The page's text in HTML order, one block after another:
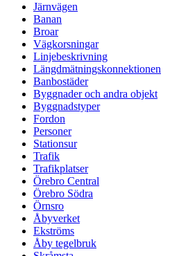
Järnvägen
Banan
Broar
Vägkorsningar
Linjebeskrivning
Längdmätningskonnektionen
Banbostäder
Byggnader och andra objekt
Byggnadstyper
Fordon
Personer
Stationsur
Trafik
Trafikplatser
Örebro Central
Örebro Södra
Örnsro
Åbyverket
Ekströms
Åby tegelbruk